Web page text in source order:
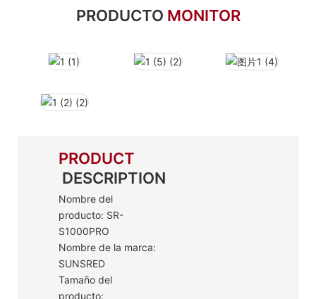
PRODUCTO MONITOR
PRODUCT
DESCRIPTION
Nombre del
producto: SR-
S1000PRO
Nombre de la marca:
SUNSRED
Tamaño del
producto: